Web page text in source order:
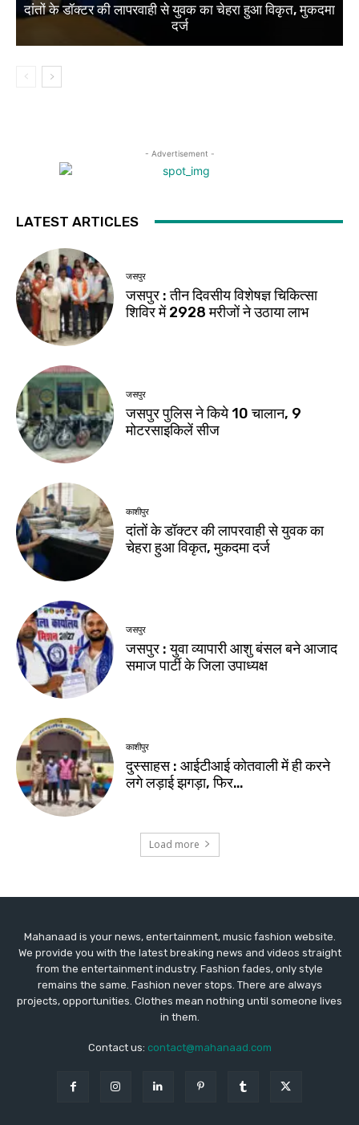
दांतों के डॉक्टर की लापरवाही से युवक का चेहरा हुआ विकृत, मुकदमा
दर्ज
- Advertisement -
LATEST ARTICLES
जसपुर
जसपुर : तीन दिवसीय विशेषज्ञ चिकित्सा
शिविर में 2928 मरीजों ने उठाया लाभ
जसपुर
जसपुर पुलिस ने किये 10 चालान, 9
मोटरसाइकिलें सीज
काशीपुर
दांतों के डॉक्टर की लापरवाही से युवक का
चेहरा हुआ विकृत, मुकदमा दर्ज
जसपुर
जसपुर : युवा व्यापारी आशु बंसल बने आजाद
समाज पार्टी के जिला उपाध्यक्ष
काशीपुर
दुस्साहस : आईटीआई कोतवाली में ही करने
लगे लड़ाई झगड़ा, फिर…
Load more
Mahanaad is your news, entertainment, music fashion website.
We provide you with the latest breaking news and videos straight
from the entertainment industry. Fashion fades, only style
remains the same. Fashion never stops. There are always
projects, opportunities. Clothes mean nothing until someone lives
in them.
Contact us: contact@mahanaad.com